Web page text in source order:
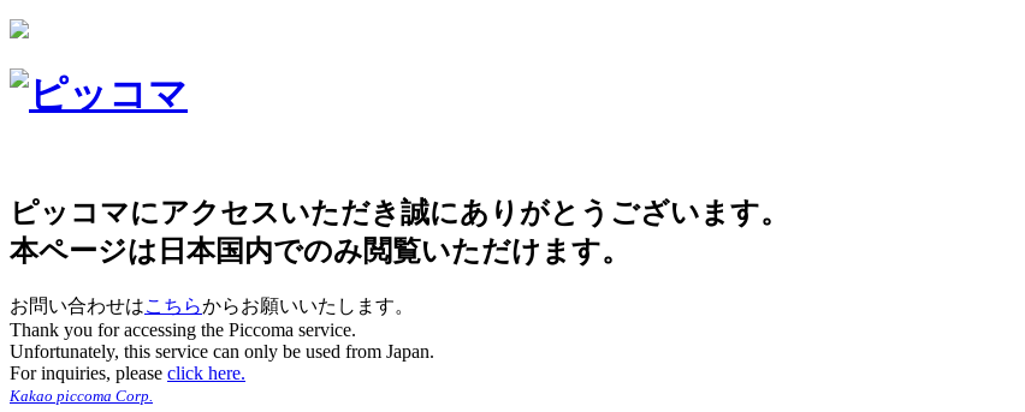
ピッコマにアクセスいただき誠にありがとうございます。
本ページは日本国内でのみ閲覧いただけます。
お問い合わせはこちらからお願いいたします。
Thank you for accessing the Piccoma service.
Unfortunately, this service can only be used from Japan.
For inquiries, please click here.
Kakao piccoma Corp.